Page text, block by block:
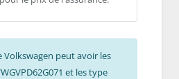
Volkswagen peut avoir les
et les type